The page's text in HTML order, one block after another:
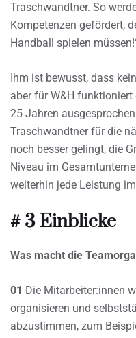
Traschwandtner. So
Kompetenzen gefördert,
Handball spielen
Ihm ist bewusst, dass
aber für W&H
25 Jahren
Traschwandtner für die
noch besser gelingt, die
Niveau im
weiterhin jede Leistung im
# 3 Einblicke
Was macht die
01 Die Mitarbeiter:innen
organisieren und
abzustimmen, zum